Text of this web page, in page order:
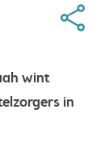
wint
in